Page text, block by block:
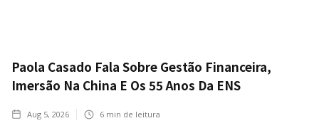
Paola Casado Fala Sobre Gestão Financeira,
Imersão Na China E Os 55 Anos Da ENS
Aug 5, 2026 6 min de leitura